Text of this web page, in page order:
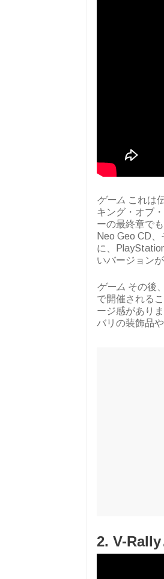
ゲーム これは
キング・オブ
ーの最終章で
Neo Geo CD
に、
いバージョン
ゲーム その後
で開催される
ージ感があり
バリの装飾品
2. V-